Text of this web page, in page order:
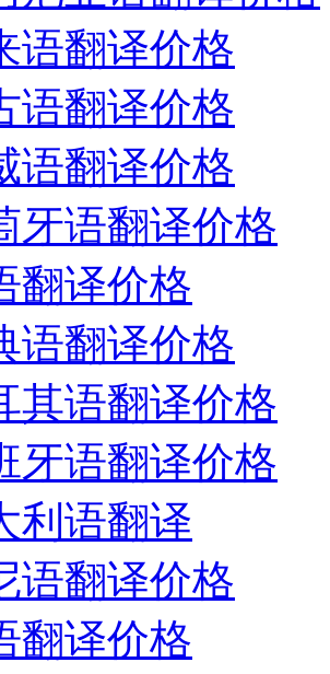
语翻译价格
语翻译价格
语翻译价格
牙语翻译价格
翻译价格
语翻译价格
其语翻译价格
牙语翻译价格
利语翻译
语翻译价格
翻译价格